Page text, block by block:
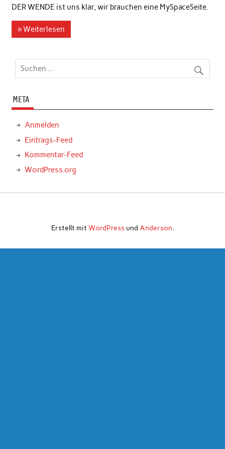
DER WENDE ist uns klar, wir brauchen eine MySpaceSeite.
» Weiterlesen
META
Anmelden
Eintrags-Feed
Kommentar-Feed
WordPress.org
Erstellt mit WordPressund Anderson